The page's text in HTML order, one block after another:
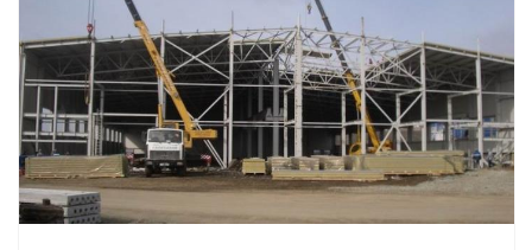
Смотреть проект